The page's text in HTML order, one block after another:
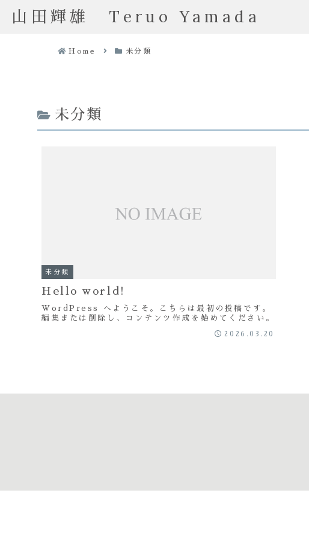
山田輝雄 Teruo Yamada
Home 未分類
未分類
未分類
Hello world!
WordPress へようこそ。こちらは最初の投稿です。
編集または削除し、コンテンツ作成を始めてください。
2026.03.20